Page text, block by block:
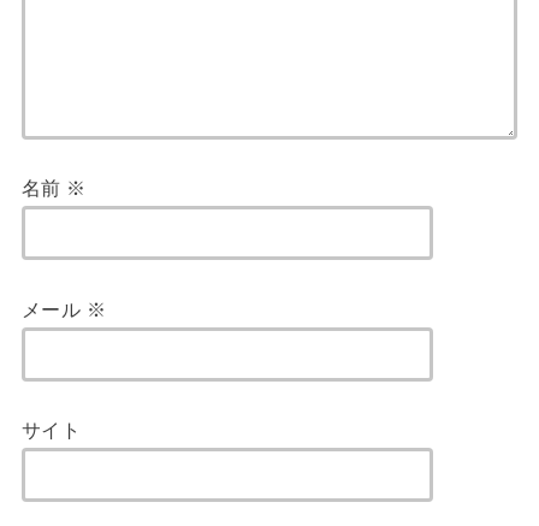
名前 ※
メール ※
サイト